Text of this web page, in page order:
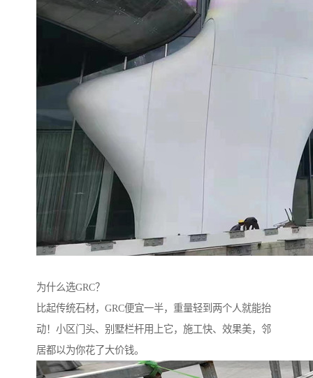
为什么选GRC？‌
比起传统石材，GRC便宜一半，重量轻到两个人就能抬
动！小区门头、别墅栏杆用上它，施工快、效果美，邻
居都以为你花了大价钱。